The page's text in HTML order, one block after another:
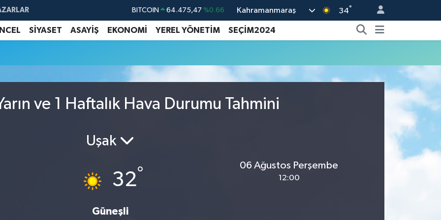
BITCOIN 64.475,47 %0.66
DOLAR 47,5986 %0.06
GRAM ALTIN 6518.23 %0.39
BİST100
Kahramanmaraş 34°
SİYASET ASAYİŞ EKONOMİ YEREL YÖNETİM SEÇİM2024
ve 1 Haftalık Hava Durumu Tahmini
Uşak
32°
Güneşli
06 Ağustos Perşembe
12:00